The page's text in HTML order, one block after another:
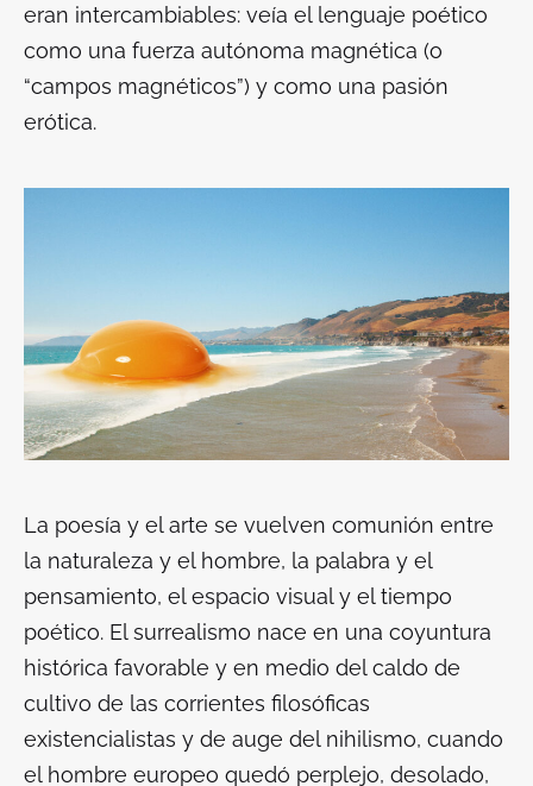
eran intercambiables: veía el lenguaje poético
como una fuerza autónoma magnética (o
“campos magnéticos”) y como una pasión
erótica.
La poesía y el arte se vuelven comunión entre
la naturaleza y el hombre, la palabra y el
pensamiento, el espacio visual y el tiempo
poético. El surrealismo nace en una coyuntura
histórica favorable y en medio del caldo de
cultivo de las corrientes filosóficas
existencialistas y de auge del nihilismo, cuando
el hombre europeo quedó perplejo, desolado,